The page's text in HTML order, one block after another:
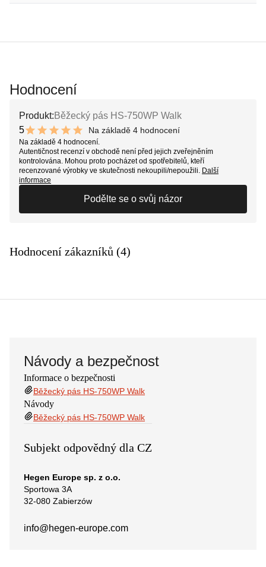
Hodnocení
Produkt: Běžecký pás HS-750WP Walk
5
10 out of 10 stars
Na základě 4 hodnocení
Na základě 4 hodnocení.
Autentičnost recenzí v obchodě není před jejich zveřejněním
kontrolována. Mohou proto pocházet od spotřebitelů, kteří
recenzované výrobky ve skutečnosti nekoupili/nepoužili. Další
informace
Podělte se o svůj názor
Hodnocení zákazníků (4)
Návody a bezpečnost
Informace o bezpečnosti
Běžecký pás HS-750WP Walk
Návody
Běžecký pás HS-750WP Walk
Subjekt odpovědný dla CZ
Hegen Europe sp. z o.o.
Sportowa 3A
32-080 Zabierzów
info@hegen-europe.com